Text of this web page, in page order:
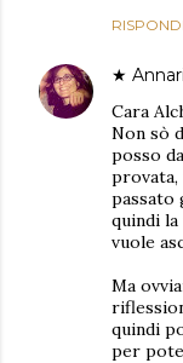
RISPONDI
★
Cara
Non sò
posso
provata,
passato
quindi
vuole
Ma
quindi
per